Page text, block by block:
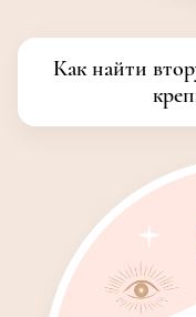
Как найти